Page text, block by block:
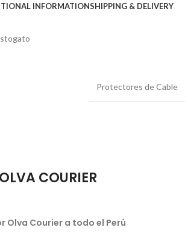
INFORMATIONSHIPPING & DELIVERY
Protectores de Cable
COURIER
Olva Courier a todo el Perú